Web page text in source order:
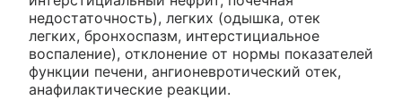
недостаточность), легких (одышка, отек
легких, бронхоспазм, интерстициальное
воспаление), отклонение от нормы показателей
функции печени, ангионевротический отек,
анафилактические реакции.